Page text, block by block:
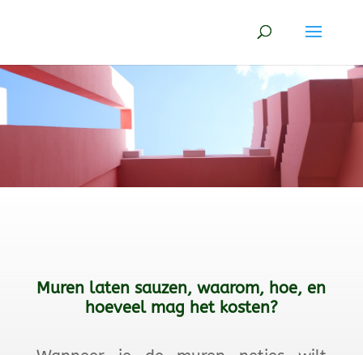
Muren laten sauzen, waarom, hoe, en
hoeveel mag het kosten?